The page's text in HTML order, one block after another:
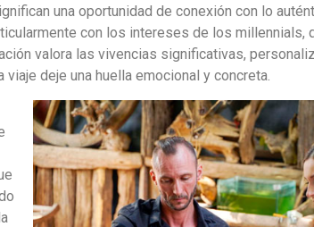
una oportunidad de conexión con lo
con los intereses de los millennials,
valora las vivencias significativas,
deje una huella emocional y concreta.